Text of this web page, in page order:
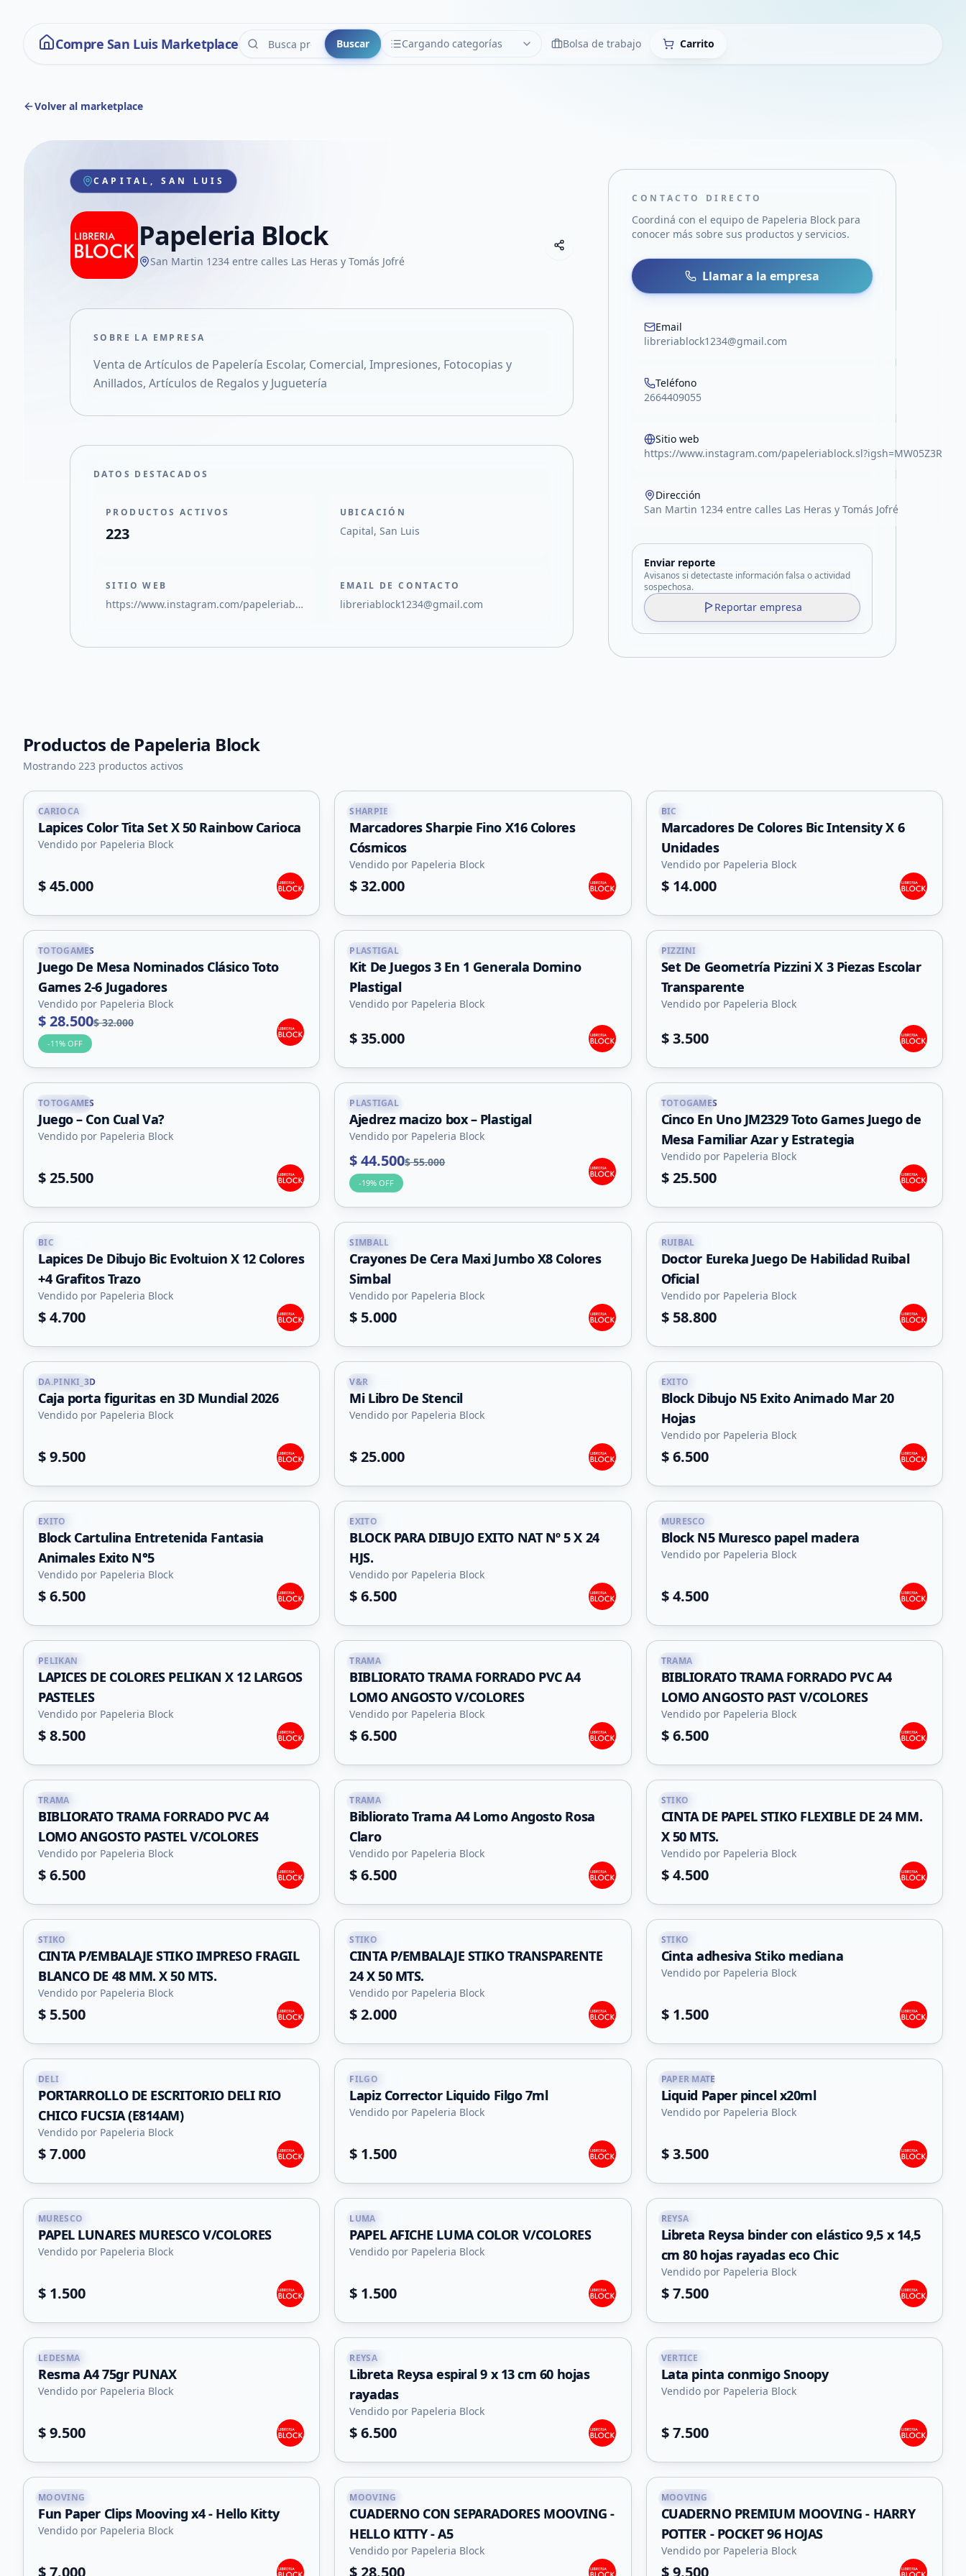
Compre San Luis Marketplace Buscar Cargando categorías
CATEGORÍAS LimpiarBolsa de trabajo Carrito
Volver al marketplace
CAPITAL, SAN LUIS
Papeleria Block
San Martin 1234 entre calles Las Heras y Tomás Jofré
Compartir empresa
Compartir por WhatsApp
Compartir por mail
Compartir en Facebook
SOBRE LA EMPRESA
Venta de Artículos de Papelería Escolar, Comercial, Impresiones, Fotocopias y
Anillados, Artículos de Regalos y Juguetería
DATOS DESTACADOS
PRODUCTOS ACTIVOS
223
UBICACIÓN
Capital, San Luis
SITIO WEB
https://www.instagram.com/papeleriablock.sl?igsh=MW05Z3RocjUwOTlvOA%3D%3D
EMAIL DE CONTACTO
libreriablock1234@gmail.com
CONTACTO DIRECTO
Coordiná con el equipo de Papeleria Block para
conocer más sobre sus productos y servicios.
Llamar a la empresa
Email
libreriablock1234@gmail.com
Teléfono
2664409055
Sitio web
https://www.instagram.com/
Dirección
San Martin 1234 entre calles Las Heras y Tomás Jofré
Enviar reporte
Avisanos si detectaste información falsa o actividad
sospechosa.
Reportar empresa
Productos de Papeleria Block
Mostrando 223 productos activos
Capital
CARIOCA
Lapices Color Tita Set X 50 Rainbow Carioca
Vendido por Papeleria Block
$ 45.000
Capital
SHARPIE
Marcadores Sharpie Fino X16 Colores
Cósmicos
Vendido por Papeleria Block
$ 32.000
BIC
Marcadores De Colores Bic Intensity X 6
Unidades
Vendido por Papeleria Block
$ 14.000
Capital
TOTOGAMES
Juego De Mesa Nominados Clásico Toto
Games 2-6 Jugadores
Vendido por Papeleria Block
$ 28.500$ 32.000
-11% OFF
Capital
PLASTIGAL
Kit De Juegos 3 En 1 Generala Domino
Plastigal
Vendido por Papeleria Block
$ 35.000
Capital
PIZZINI
Set De Geometría Pizzini X 3 Piezas Escolar
Transparente
Vendido por Papeleria Block
$ 3.500
Capital
TOTOGAMES
Juego – Con Cual Va?
Vendido por Papeleria Block
$ 25.500
Capital
PLASTIGAL
Ajedrez macizo box – Plastigal
Vendido por Papeleria Block
$ 44.500$ 55.000
-19% OFF
Capital
TOTOGAMES
Cinco En Uno JM2329 Toto Games Juego de
Mesa Familiar Azar y Estrategia
Vendido por Papeleria Block
$ 25.500
BIC
Lapices De Dibujo Bic Evoltuion X 12 Colores
+4 Grafitos Trazo
Vendido por Papeleria Block
$ 4.700
Capital
SIMBALL
Crayones De Cera Maxi Jumbo X8 Colores
Simbal
Vendido por Papeleria Block
$ 5.000
Capital
RUIBAL
Doctor Eureka Juego De Habilidad Ruibal
Oficial
Vendido por Papeleria Block
$ 58.800
Capital
DA.PINKI_3D
Caja porta figuritas en 3D Mundial 2026
Vendido por Papeleria Block
$ 9.500
Capital
V&R
Mi Libro De Stencil
Vendido por Papeleria Block
$ 25.000
Capital
EXITO
Block Dibujo N5 Exito Animado Mar 20
Hojas
Vendido por Papeleria Block
$ 6.500
Capital
EXITO
Block Cartulina Entretenida Fantasia
Animales Exito N°5
Vendido por Papeleria Block
$ 6.500
Capital
EXITO
BLOCK PARA DIBUJO EXITO NAT Nº 5 X 24
HJS.
Vendido por Papeleria Block
$ 6.500
Capital
MURESCO
Block N5 Muresco papel madera
Vendido por Papeleria Block
$ 4.500
Capital
PELIKAN
LAPICES DE COLORES PELIKAN X 12 LARGOS
PASTELES
Vendido por Papeleria Block
$ 8.500
Capital
TRAMA
BIBLIORATO TRAMA FORRADO PVC A4
LOMO ANGOSTO V/COLORES
Vendido por Papeleria Block
$ 6.500
Capital
TRAMA
BIBLIORATO TRAMA FORRADO PVC A4
LOMO ANGOSTO PAST V/COLORES
Vendido por Papeleria Block
$ 6.500
Capital
TRAMA
BIBLIORATO TRAMA FORRADO PVC A4
LOMO ANGOSTO PASTEL V/COLORES
Vendido por Papeleria Block
$ 6.500
Capital
TRAMA
Bibliorato Trama A4 Lomo Angosto Rosa
Claro
Vendido por Papeleria Block
$ 6.500
Capital
STIKO
CINTA DE PAPEL STIKO FLEXIBLE DE 24 MM.
X 50 MTS.
Vendido por Papeleria Block
$ 4.500
Capital
STIKO
CINTA P/EMBALAJE STIKO IMPRESO FRAGIL
BLANCO DE 48 MM. X 50 MTS.
Vendido por Papeleria Block
$ 5.500
Capital
STIKO
CINTA P/EMBALAJE STIKO TRANSPARENTE
24 X 50 MTS.
Vendido por Papeleria Block
$ 2.000
Capital
STIKO
Cinta adhesiva Stiko mediana
Vendido por Papeleria Block
$ 1.500
Capital
DELI
PORTARROLLO DE ESCRITORIO DELI RIO
CHICO FUCSIA (E814AM)
Vendido por Papeleria Block
$ 7.000
Capital
FILGO
Lapiz Corrector Liquido Filgo 7ml
Vendido por Papeleria Block
$ 1.500
Capital
PAPER MATE
Liquid Paper pincel x20ml
Vendido por Papeleria Block
$ 3.500
Capital
MURESCO
PAPEL LUNARES MURESCO V/COLORES
Vendido por Papeleria Block
$ 1.500
Capital
+5
LUMA
PAPEL AFICHE LUMA COLOR V/COLORES
Vendido por Papeleria Block
$ 1.500
Capital
+1
REYSA
Libreta Reysa binder con elástico 9,5 x 14,5
cm 80 hojas rayadas eco Chic
Vendido por Papeleria Block
$ 7.500
Capital
LEDESMA
Resma A4 75gr PUNAX
Vendido por Papeleria Block
$ 9.500
Capital
+1
REYSA
Libreta Reysa espiral 9 x 13 cm 60 hojas
rayadas
Vendido por Papeleria Block
$ 6.500
Capital
VERTICE
Lata pinta conmigo Snoopy
Vendido por Papeleria Block
$ 7.500
Capital
MOOVING
Fun Paper Clips Mooving x4 - Hello Kitty
Vendido por Papeleria Block
$ 7.000
Capital
MOOVING
CUADERNO CON SEPARADORES MOOVING -
HELLO KITTY - A5
Vendido por Papeleria Block
$ 28.500
Capital
MOOVING
CUADERNO PREMIUM MOOVING - HARRY
POTTER - POCKET 96 HOJAS
Vendido por Papeleria Block
$ 9.500